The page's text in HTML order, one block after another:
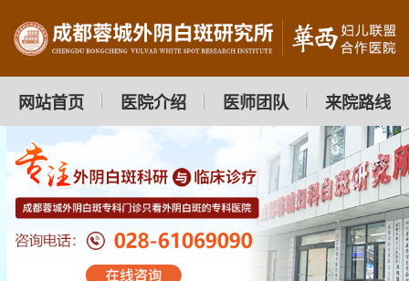
网站首页 医院介绍 医师团队 来院路线